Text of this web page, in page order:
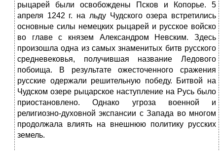
рыцарей были освобождены Псков и Копорье. 5
апреля 1242 г. на льду Чудского озера встретились
основные силы немецких рыцарей и русское войско
во главе с князем Александром Невским. Здесь
произошла одна из самых знаменитых битв русского
средневековья, получившая название Ледового
побоища. В результате ожесточенного сражения
русские одержали решительную победу. Битвой на
Чудском озере рыцарское наступление на Русь было
приостановлено. Однако угроза военной и
религиозно-духовной экспансии с Запада во многом
продолжала влиять на внешнюю политику русских
земель.